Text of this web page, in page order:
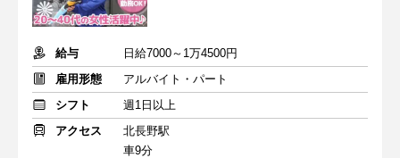
給与
日給7000～1万4500円
雇用形態
アルバイト・パート
シフト
週1日以上
アクセス
北長野駅
車9分